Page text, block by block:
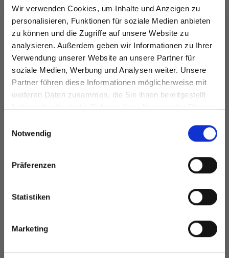
Wir verwenden Cookies, um Inhalte und Anzeigen zu
personalisieren, Funktionen für soziale Medien anbieten
zu können und die Zugriffe auf unsere Website zu
analysieren. Außerdem geben wir Informationen zu Ihrer
Verwendung unserer Website an unsere Partner für
soziale Medien, Werbung und Analysen weiter. Unsere
Partner führen diese Informationen möglicherweise mit
weiteren Daten zusammen, die Sie ihnen bereitgestellt
Notwendig
Präferenzen
Statistiken
Marketing
DROPS MERINO
EXTRA FINE
EUR 3.20
DROPS MUSKAT
EUR 1.99
Spare bis zu 50%
und erhalte exklusiven Zugang zu